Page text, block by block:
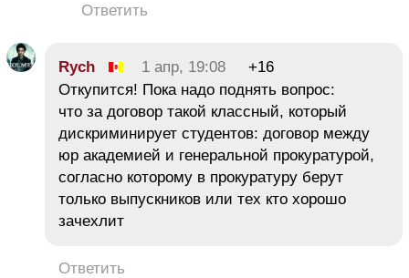
Ответить
Rych 1 апр, 19:08
+16
Откупится! Пока надо поднять вопрос:
что за договор такой классный, который
дискриминирует студентов: договор между
юр академией и генеральной прокуратурой,
согласно которому в прокуратуру берут
только выпускников или тех кто хорошо
зачехлит
Ответить